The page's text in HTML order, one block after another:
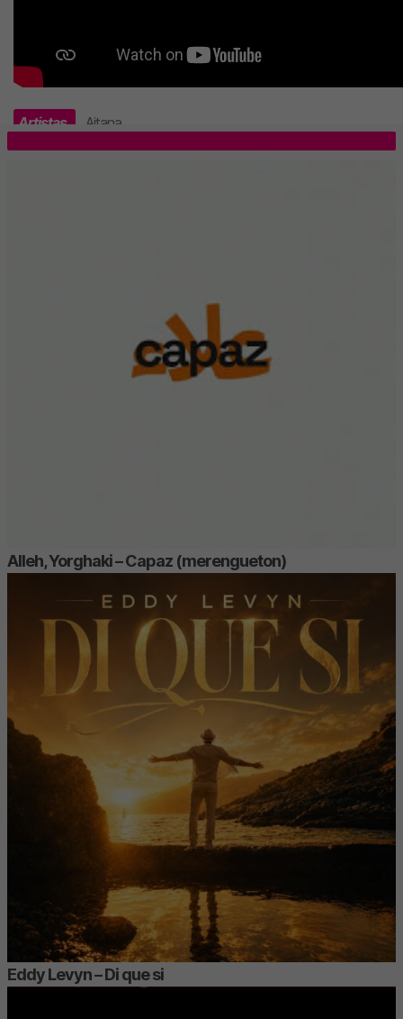
Artistas Aitana
Alleh, Yorghaki – Capaz (merengueton)
Eddy Levyn – Di que si